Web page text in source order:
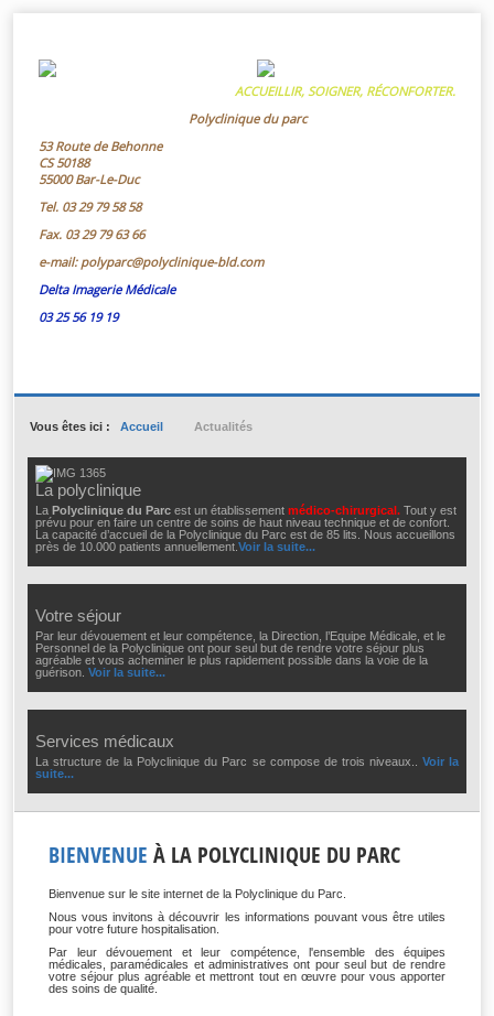
ACCUEILLIR, SOIGNER, RÉCONFORTER.
Polyclinique du parc
53 Route de Behonne
CS 50188
55000 Bar-Le-Duc
Tel. 03 29 79 58 58
Fax. 03 29 79 63 66
e-mail: polyparc@polyclinique-bld.com
Delta Imagerie Médicale
03 25 56 19 19
Vous êtes ici : Accueil Actualités
La polyclinique
La Polyclinique du Parc est un établissement médico-chirurgical. Tout y est
prévu pour en faire un centre de soins de haut niveau technique et de confort.
La capacité d’accueil de la Polyclinique du Parc est de 85 lits. Nous accueillons
près de 10.000 patients annuellement. Voir la suite...
Votre séjour
Par leur dévouement et leur compétence, la Direction, l’Equipe Médicale, et le
Personnel de la Polyclinique ont pour seul but de rendre votre séjour plus
agréable et vous acheminer le plus rapidement possible dans la voie de la
guérison. Voir la suite...
Services médicaux
La structure de la Polyclinique du Parc se compose de trois niveaux.
Voir la
suite...
BIENVENUE À LA POLYCLINIQUE DU PARC
Bienvenue sur le site internet de la Polyclinique du Parc.
Nous vous invitons à découvrir les informations pouvant vous être utiles
pour votre future hospitalisation.
Par leur dévouement et leur compétence, l'ensemble des équipes
médicales, paramédicales et administratives ont pour seul but de rendre
votre séjour plus agréable et mettront tout en œuvre pour vous apporter
des soins de qualité.